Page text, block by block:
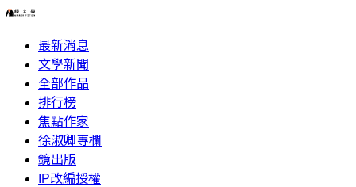
最新消息
文學新聞
全部作品
排行榜
焦點作家
徐淑卿專欄
鏡出版
IP改編授權